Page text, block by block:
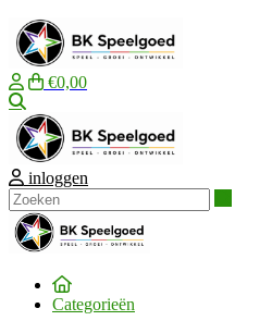
€0,00
inloggen
Categorieën